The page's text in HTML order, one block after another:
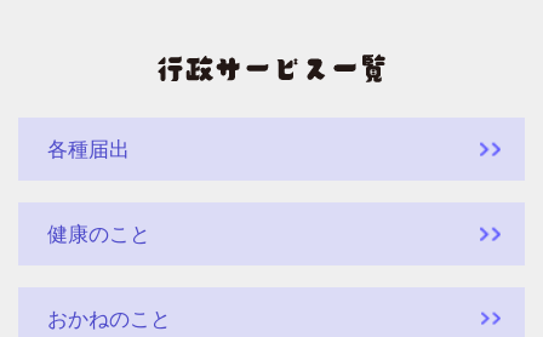
各種届出
健康のこと
おかねのこと